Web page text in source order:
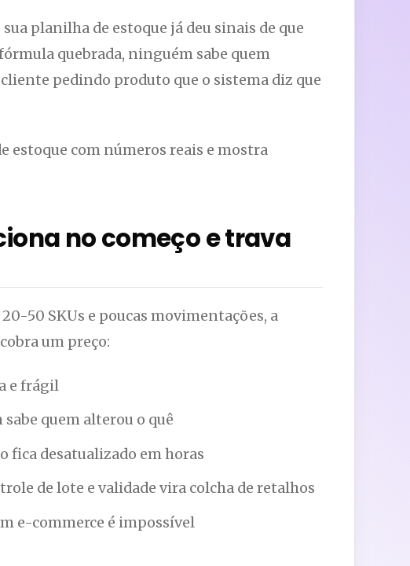
planilha de estoque já deu sinais de que
quebrada, ninguém sabe quem
pedindo produto que o sistema diz que
estoque com números reais e mostra
no começo e trava
50 SKUs e poucas movimentações, a
um preço:
e frágil
quem alterou o quê
fica desatualizado em horas
de lote e validade vira colcha de retalhos
e-commerce é impossível